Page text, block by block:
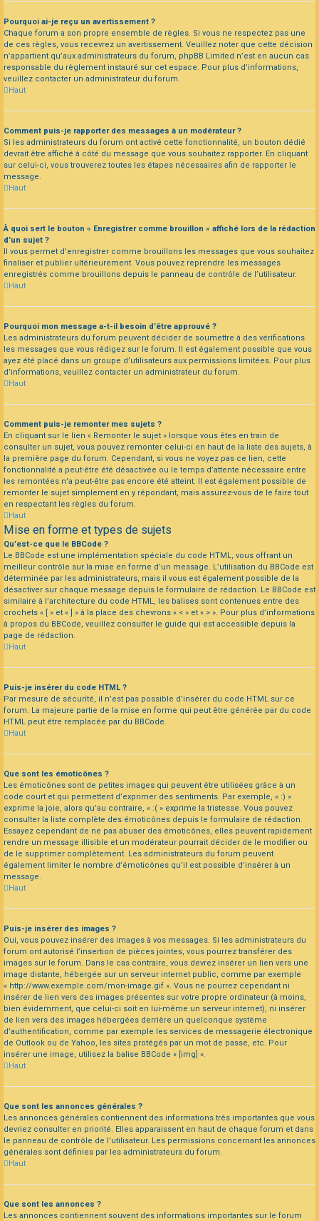
Pourquoi ai-je reçu un avertissement ?
Chaque forum a son propre ensemble de règles. Si vous ne respectez pas une
de ces règles, vous recevrez un avertissement. Veuillez noter que cette décision
n’appartient qu’aux administrateurs du forum, phpBB Limited n’est en aucun cas
responsable du règlement instauré sur cet espace. Pour plus d’informations,
veuillez contacter un administrateur du forum.
Haut
Comment puis-je rapporter des messages à un modérateur ?
Si les administrateurs du forum ont activé cette fonctionnalité, un bouton dédié
devrait être affiché à côté du message que vous souhaitez rapporter. En cliquant
sur celui-ci, vous trouverez toutes les étapes nécessaires afin de rapporter le
message.
Haut
À quoi sert le bouton « Enregistrer comme brouillon » affiché lors de la rédaction
d’un sujet ?
Il vous permet d’enregistrer comme brouillons les messages que vous souhaitez
finaliser et publier ultérieurement. Vous pouvez reprendre les messages
enregistrés comme brouillons depuis le panneau de contrôle de l’utilisateur.
Haut
Pourquoi mon message a-t-il besoin d’être approuvé ?
Les administrateurs du forum peuvent décider de soumettre à des vérifications
les messages que vous rédigez sur le forum. Il est également possible que vous
ayez été placé dans un groupe d’utilisateurs aux permissions limitées. Pour plus
d’informations, veuillez contacter un administrateur du forum.
Haut
Comment puis-je remonter mes sujets ?
En cliquant sur le lien « Remonter le sujet » lorsque vous êtes en train de
consulter un sujet, vous pouvez remonter celui-ci en haut de la liste des sujets, à
la première page du forum. Cependant, si vous ne voyez pas ce lien, cette
fonctionnalité a peut-être été désactivée ou le temps d’attente nécessaire entre
les remontées n’a peut-être pas encore été atteint. Il est également possible de
remonter le sujet simplement en y répondant, mais assurez-vous de le faire tout
en respectant les règles du forum.
Haut
Mise en forme et types de sujets
Qu’est-ce que le BBCode ?
Le BBCode est une implémentation spéciale du code HTML, vous offrant un
meilleur contrôle sur la mise en forme d’un message. L’utilisation du BBCode est
déterminée par les administrateurs, mais il vous est également possible de la
désactiver sur chaque message depuis le formulaire de rédaction. Le BBCode est
similaire à l’architecture du code HTML, les balises sont contenues entre des
crochets « [ » et « ] » à la place des chevrons « < » et « > ». Pour plus d’informations
à propos du BBCode, veuillez consulter le guide qui est accessible depuis la
page de rédaction.
Haut
Puis-je insérer du code HTML ?
Par mesure de sécurité, il n’est pas possible d’insérer du code HTML sur ce
forum. La majeure partie de la mise en forme qui peut être générée par du code
HTML peut être remplacée par du BBCode.
Haut
Que sont les émoticônes ?
Les émoticônes sont de petites images qui peuvent être utilisées grâce à un
code court et qui permettent d’exprimer des sentiments. Par exemple, « :) »
exprime la joie, alors qu’au contraire, « :( » exprime la tristesse. Vous pouvez
consulter la liste complète des émoticônes depuis le formulaire de rédaction.
Essayez cependant de ne pas abuser des émoticônes, elles peuvent rapidement
rendre un message illisible et un modérateur pourrait décider de le modifier ou
de le supprimer complètement. Les administrateurs du forum peuvent
également limiter le nombre d’émoticônes qu’il est possible d’insérer à un
message.
Haut
Puis-je insérer des images ?
Oui, vous pouvez insérer des images à vos messages. Si les administrateurs du
forum ont autorisé l’insertion de pièces jointes, vous pourrez transférer des
images sur le forum. Dans le cas contraire, vous devrez insérer un lien vers une
image distante, hébergée sur un serveur internet public, comme par exemple
« http://www.exemple.com/mon-image.gif ». Vous ne pourrez cependant ni
insérer de lien vers des images présentes sur votre propre ordinateur (à moins,
bien évidemment, que celui-ci soit en lui-même un serveur internet), ni insérer
de lien vers des images hébergées derrière un quelconque système
d’authentification, comme par exemple les services de messagerie électronique
de Outlook ou de Yahoo, les sites protégés par un mot de passe, etc. Pour
insérer une image, utilisez la balise BBCode « [img] ».
Haut
Que sont les annonces générales ?
Les annonces générales contiennent des informations très importantes que vous
devriez consulter en priorité. Elles apparaissent en haut de chaque forum et dans
le panneau de contrôle de l’utilisateur. Les permissions concernant les annonces
générales sont définies par les administrateurs du forum.
Haut
Que sont les annonces ?
Les annonces contiennent souvent des informations importantes sur le forum